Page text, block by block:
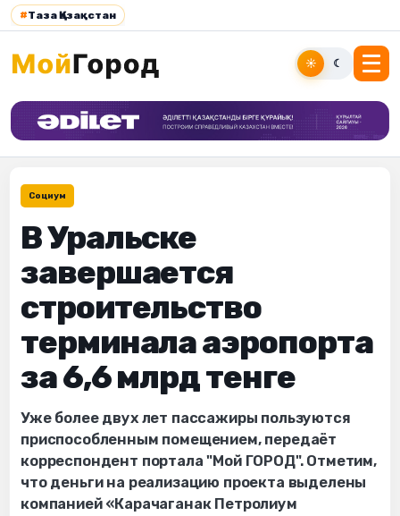
#Таза Қазақстан
☀ ☾
Социум
В Уральске
завершается
строительство
терминала аэропорта
за 6,6 млрд тенге
Уже более двух лет пассажиры пользуются
приспособленным помещением, передаёт
корреспондент портала "Мой ГОРОД". Отметим,
что деньги на реализацию проекта выделены
компанией «Карачаганак Петролиум